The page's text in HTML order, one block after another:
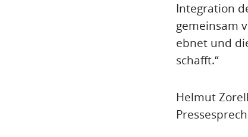
Integration
gemeinsam
ebnet und
schafft.“
Helmut Zorell